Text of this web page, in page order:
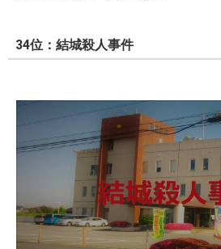
34位：結城殺人事件